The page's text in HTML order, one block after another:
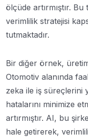
ölçüde artırmıştır.
verimlilik stratejisi
tutmaktadır.
Bir diğer örnek,
Otomotiv alanında
zeka ile iş süreçlerini
hatalarını minimize
artırmıştır. AI, bu
hale getirerek,